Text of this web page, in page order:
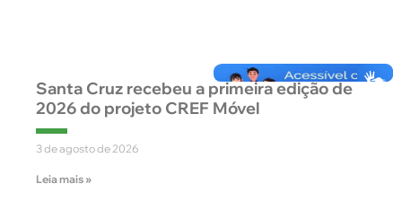
Santa Cruz recebeu a primeira edição de
2026 do projeto CREF Móvel
3 de agosto de 2026
Leia mais »